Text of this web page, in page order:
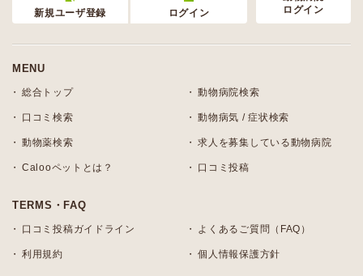
新規ユーザ登録 ログイン
ログイン
MENU
総合トップ 動物病院検索
口コミ検索 動物病気 / 症状検索
動物薬検索 求人を募集している動物病院
Calooペットとは？ 口コミ投稿
TERMS・FAQ
口コミ投稿ガイドライン よくあるご質問（FAQ）
利用規約 個人情報保護方針